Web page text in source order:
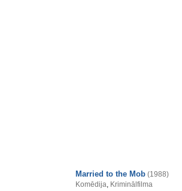
Married to the Mob (1988)
Komēdija, Kriminālfilma